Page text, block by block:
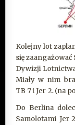
Kolejny lot
się
Dywizji
Miały w nim
TB-7 i Jer-2. (na
Do Berlina
Samolotami